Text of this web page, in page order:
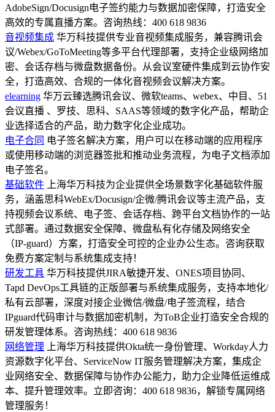
AdobeSign/Docusign电子签约能力与数据加密保障，打造安全
高效的专属直播方案。咨询热线：400 618 9836
音视频集成 华万科技提供专业音视频集成服务，兼容腾讯会
议/Webex/GoToMeeting等多平台代理部署，支持企业级网络加
密、会话存档与微盘数据备份。从会议室硬件集成到云协作安
全，打造高效、合规的一体化音视频会议解决方案。
elearning 华万云臻选腾讯会议、微软teams、webex、中目、51
会议直播 、罗技、思科、SAAS等领域的数字化产品，帮助企
业选择适合的产品，助力数字化企业成功。
电子合同 电子签名解决方案，用户可以在移动端的应用程序
或使用移动端的浏览器签批和推动业务流程，为电子文档添加
电子签名。
基础软件
上海华万科技为企业提供全场景数字化基础软件服
务，涵盖思科WebEx/Docusign/企微/腾讯会议等主流产品，支
持视频会议系统、电子签、会话存档、跨平台文档协作的一站
式部署。通过数据安全保障、微盘私有化存储及网络安全
（IP-guard）方案，打造安全可控的企业办公生态。咨询获取
免费方案定制与系统集成支持！
研发工具 华万科技提供JIRA敏捷开发、ONES项目协同、
Tapd DevOps工具链的正版部署与系统集成服务，支持本地化/
私有云部署，深度对接企业微信/微盘/电子签流程，结合
IPguard代码审计与数据加密机制，为ToB企业打造安全合规的
研发管理体系。咨询热线：400 618 9836
网络管理
上海华万科技提供Okta统一身份管理、Workday人力
资源数字化平台、ServiceNow IT服务管理解决方案，集成企
业网络安全、数据保障与协作办公能力，助力企业降低运维成
本、提升管理效率。立即咨询：400 618 9836，解锁专属网络
管理服务！